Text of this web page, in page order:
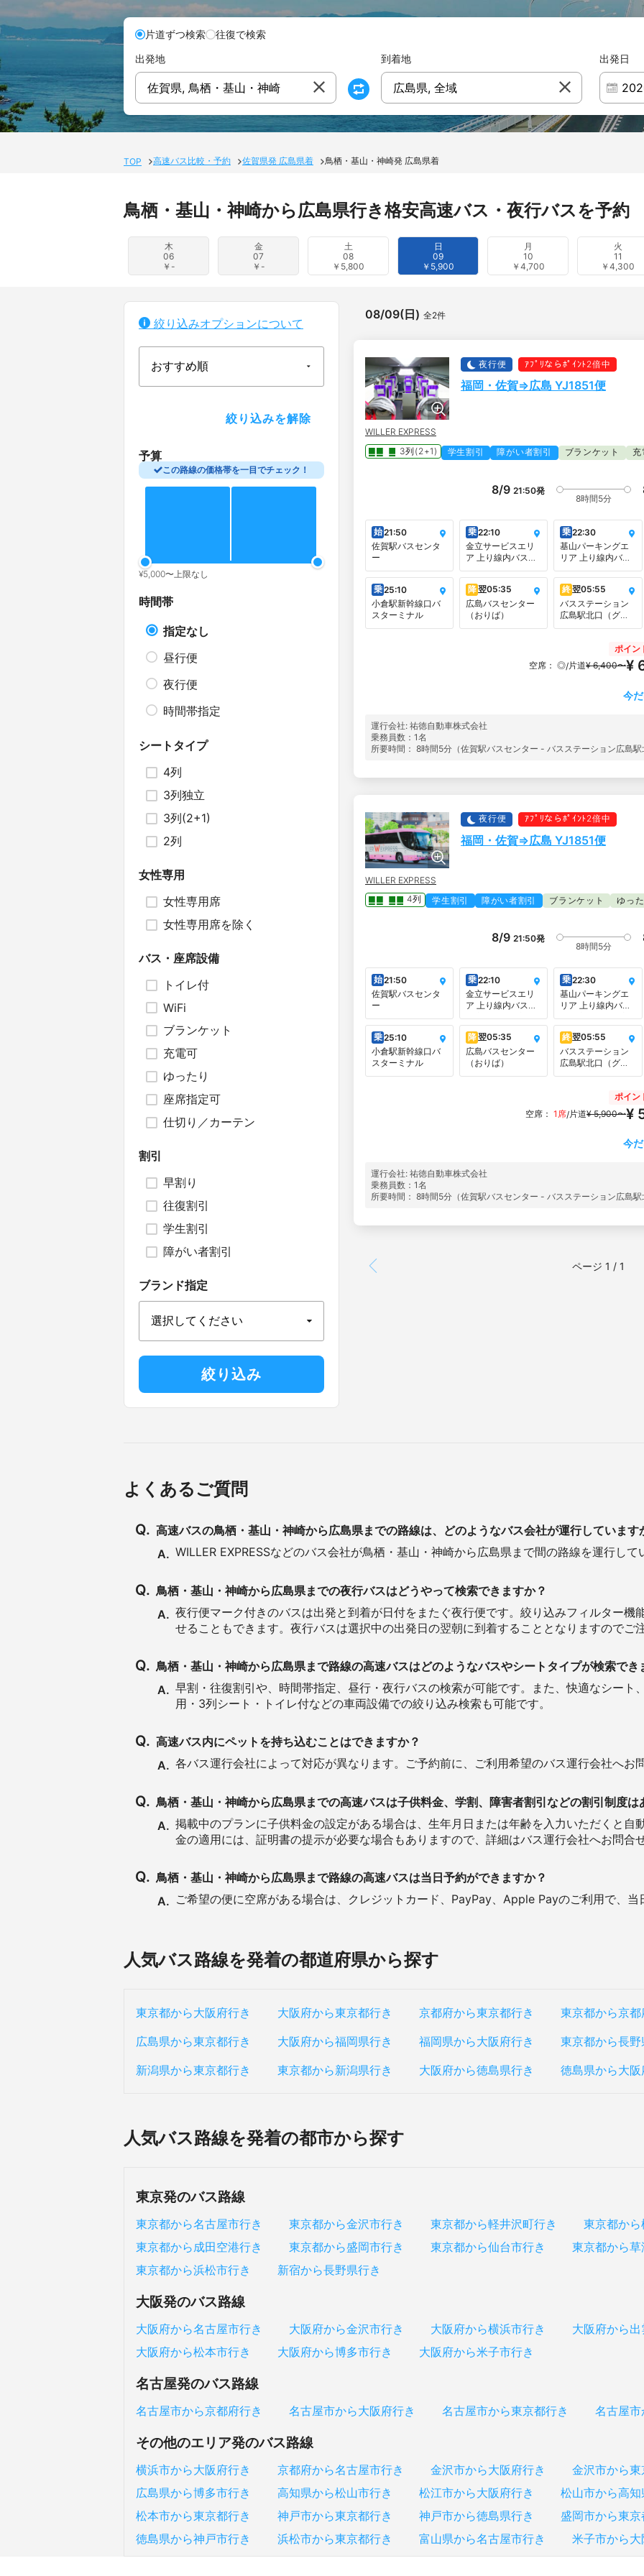
片道ずつ検索
往復で検索
出発地
佐賀県, 鳥栖・基山・神崎
到着地
広島県, 全域
出発日
TOP 高速バス比較・予約 佐賀県発 広島県着 鳥栖・基山・神崎発 広島県着
鳥栖・基山・神崎から広島県行き格安高速バス・夜行バスを予約
木
06
￥-
金
07
￥-
土
08
￥5,800
日
09
￥5,900
月
10
￥4,700
火
11
￥4,300
08/09(日) 全2件
夜行便 ｱﾌﾟﾘならﾎﾟｲﾝﾄ2倍中
福岡・佐賀⇒広島 YJ1851便
WILLER EXPRESS
3列(2+1)
学生割引 障がい者割引 ブランケット 充
8/9 21:50発
8時間5分
始21:50
佐賀駅バスセンタ
ー
乗22:10
金立サービスエリ
ア 上り線内バス停
（広島・関西方面
行）
乗22:30
基山パーキングエ
リア 上り線内バス
停（広島・関西方
面行）
乗25:10
小倉駅新幹線口バ
スターミナル
降翌05:35
広島バスセンター
（おりば）
終翌05:55
バスステーション
広島駅北口（グラ
ノード広島 ビル
ポイン
空席： ◎/片道¥ 6,400〜¥
今
運行会社: 祐徳自動車株式会社
乗務員数：1名
所要時間： 8時間5分（佐賀駅バスセンター - バスステーション広島駅
夜行便 ｱﾌﾟﾘならﾎﾟｲﾝﾄ2倍中
福岡・佐賀⇒広島 YJ1851便
WILLER EXPRESS
4列
学生割引 障がい者割引 ブランケット ゆった
8/9 21:50発
8時間5分
始21:50
佐賀駅バスセンタ
ー
乗22:10
金立サービスエリ
ア 上り線内バス停
（広島・関西方面
行）
乗22:30
基山パーキングエ
リア 上り線内バス
停（広島・関西方
面行）
乗25:10
小倉駅新幹線口バ
スターミナル
降翌05:35
広島バスセンター
（おりば）
終翌05:55
バスステーション
広島駅北口（グラ
ノード広島 ビル
ポイン
空席： 1席/片道¥ 5,900〜¥
今
運行会社: 祐徳自動車株式会社
乗務員数：1名
所要時間： 8時間5分（佐賀駅バスセンター - バスステーション広島駅
ページ 1 / 1
絞り込みオプションについて
予算
この路線の価格帯を一目でチェック！
¥5,000〜上限なし
時間帯
指定なし
昼行便
夜行便
時間帯指定
シートタイプ
4列
3列独立
3列(2+1)
2列
女性専用
女性専用席
女性専用席を除く
バス・座席設備
トイレ付
WiFi
ブランケット
充電可
ゆったり
座席指定可
仕切り／カーテン
割引
早割り
往復割引
学生割引
障がい者割引
ブランド指定
よくあるご質問
Q. 高速バスの鳥栖・基山・神崎から広島県までの路線は、どのようなバス会社が運行しています
A. WILLER EXPRESSなどのバス会社が鳥栖・基山・神崎から広島県まで間の路線を運行して
Q. 鳥栖・基山・神崎から広島県までの夜行バスはどうやって検索できますか？
A. 夜行便マーク付きのバスは出発と到着が日付をまたぐ夜行便です。絞り込みフィルター機
せることもできます。夜行バスは選択中の出発日の翌朝に到着することとなりますのでご
Q. 鳥栖・基山・神崎から広島県まで路線の高速バスはどのようなバスやシートタイプが検索でき
A. 早割・往復割引や、時間帯指定、昼行・夜行バスの検索が可能です。また、快適なシート
用・3列シート・トイレ付などの車両設備での絞り込み検索も可能です。
Q. 高速バス内にペットを持ち込むことはできますか？
A. 各バス運行会社によって対応が異なります。ご予約前に、ご利用希望のバス運行会社へお
Q. 鳥栖・基山・神崎から広島県までの高速バスは子供料金、学割、障害者割引などの割引制度は
A. 掲載中のプランに子供料金の設定がある場合は、生年月日または年齢を入力いただくと自
金の適用には、証明書の提示が必要な場合もありますので、詳細はバス運行会社へお問合
Q. 鳥栖・基山・神崎から広島県まで路線の高速バスは当日予約ができますか？
A. ご希望の便に空席がある場合は、クレジットカード、PayPay、Apple Payのご利用で、当
人気バス路線を発着の都道府県から探す
東京都から大阪府行き 大阪府から東京都行き 京都府から東京都行き 東京都から京都
広島県から東京都行き
大阪府から福岡県行き 福岡県から大阪府行き 東京都から長野
新潟県から東京都行き
東京都から新潟県行き 大阪府から徳島県行き 徳島県から大阪
人気バス路線を発着の都市から探す
東京発のバス路線
東京都から名古屋市行き 東京都から金沢市行き 東京都から軽井沢町行き
東京都から
東京都から成田空港行き
東京都から盛岡市行き 東京都から仙台市行き
東京都から草
東京都から浜松市行き
新宿から長野県行き
大阪発のバス路線
大阪府から名古屋市行き 大阪府から金沢市行き 大阪府から横浜市行き 大阪府から出
大阪府から松本市行き
大阪府から博多市行き 大阪府から米子市行き
名古屋発のバス路線
名古屋市から京都府行き 名古屋市から大阪府行き 名古屋市から東京都行き 名古屋市
その他のエリア発のバス路線
横浜市から大阪府行き 京都府から名古屋市行き 金沢市から大阪府行き 金沢市から東
広島県から博多市行き
高知県から松山市行き 松江市から大阪府行き 松山市から高知
松本市から東京都行き
神戸市から東京都行き 神戸市から徳島県行き 盛岡市から東京
徳島県から神戸市行き
浜松市から東京都行き 富山県から名古屋市行き 米子市から大